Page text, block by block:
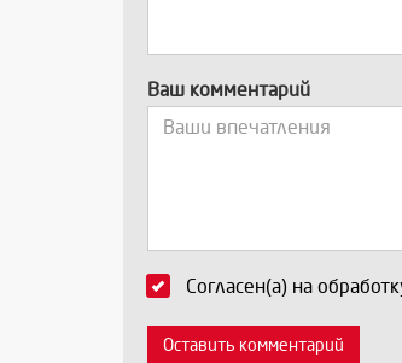
Ваш комментарий
Согласен(а) на
Оставить комментарий